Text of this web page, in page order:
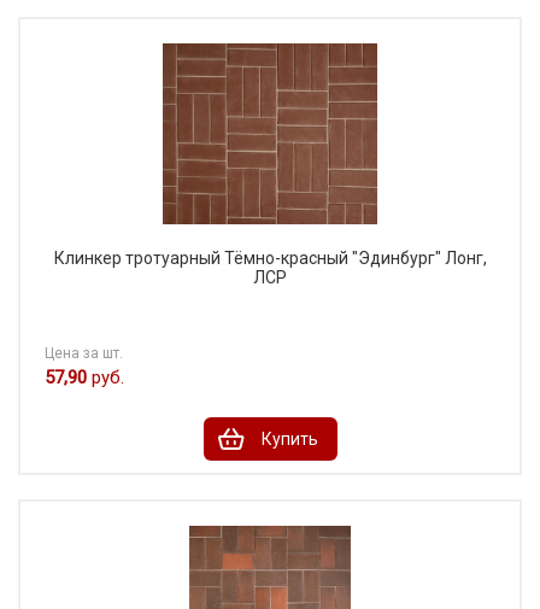
Клинкер тротуарный Тёмно-красный "Эдинбург" Лонг,
ЛСР
Цена за шт.
57,90 руб.
Купить